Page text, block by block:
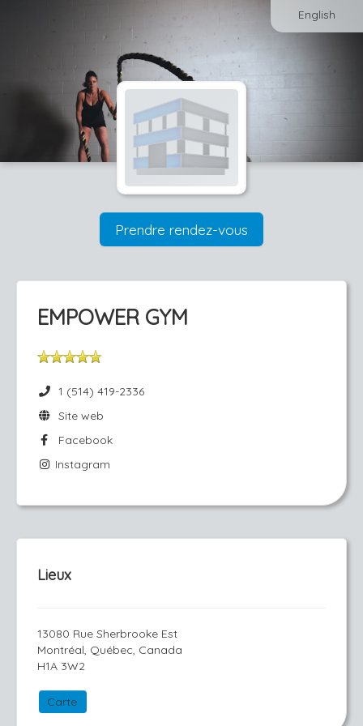
English
Prendre rendez-vous
EMPOWER GYM
1 (514) 419-2336
Site web
Facebook
Instagram
Lieux
13080 Rue Sherbrooke Est
Montréal, Québec, Canada
H1A 3W2
Carte